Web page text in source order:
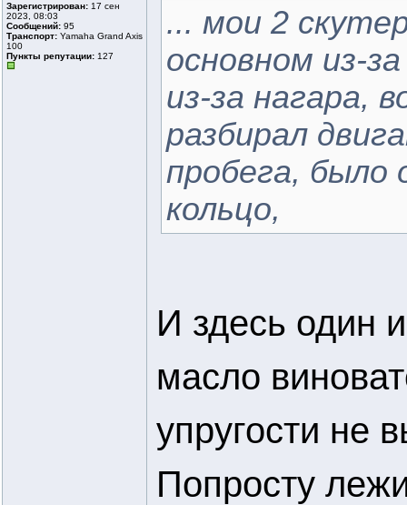
Зарегистрирован: 17 сен
2023, 08:03
Сообщений: 95
Транспорт: Yamaha Grand Axis
100
Пункты репутации: 127
... мои 2
основном из-
из-за нагара,
разбирал
пробега, было
кольцо,
И здесь один
масло
упругости не
Попросту